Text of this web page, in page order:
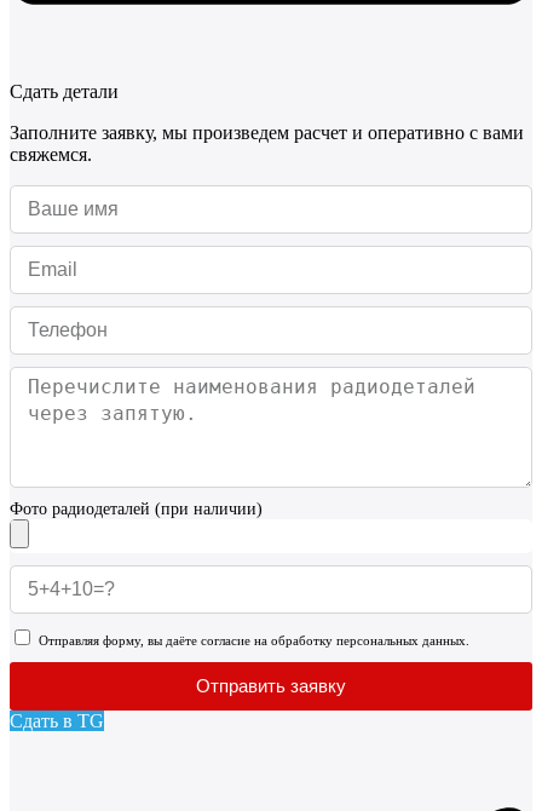
Сдать детали
Заполните заявку, мы произведем расчет и оперативно с вами
свяжемся.
Фото радиодеталей (при наличии)
Отправляя форму, вы даёте согласие на обработку персональных данных.
Отправить заявку
Сдать в TG